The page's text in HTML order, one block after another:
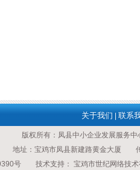
关于我们 联系
版权所有：凤县中小企业发展服
地址：宝鸡市凤县新建路黄金大厦
号 技术支持： 宝鸡市世纪网络技术